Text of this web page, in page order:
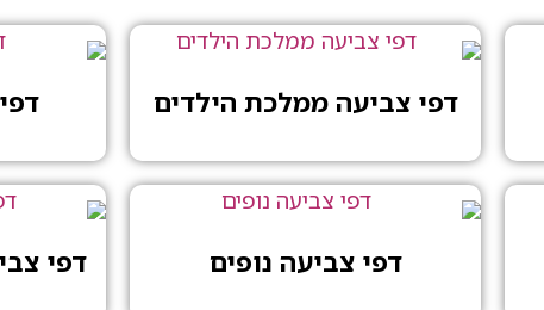
דפי צביעה ממלכת הילדים
דפי צביעה נופים דפי